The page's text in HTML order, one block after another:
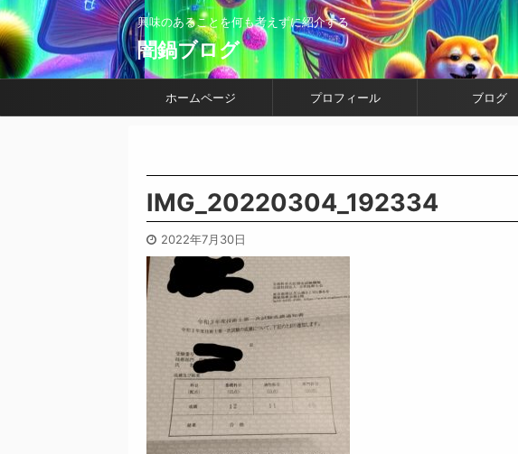
興味のあることを何も考えずに紹介する
闇鍋ブログ
ホームページ プロフィール ブログ
IMG_20220304_192334
2022年7月30日